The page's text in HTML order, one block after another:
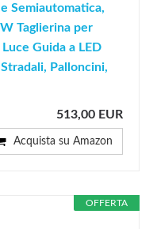
Semiautomatica,
Taglierina per
Guida a LED
Palloncini,
513,00 EUR
Acquista su Amazon
OFFERTA